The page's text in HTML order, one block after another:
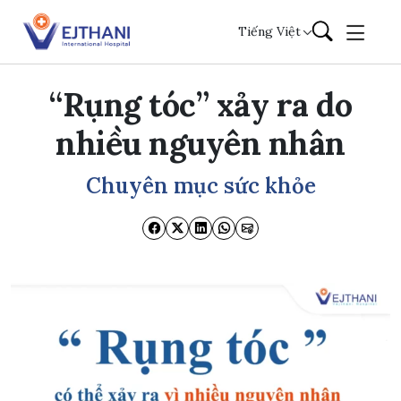
Skip to content
Tiếng Việt
“Rụng tóc” xảy ra do
nhiều nguyên nhân
Chuyên mục sức khỏe